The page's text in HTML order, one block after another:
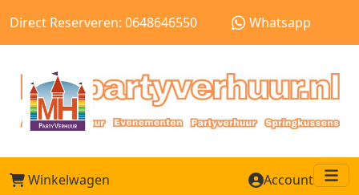
Direct Reserveren: 0648646550 Whatsapp
Winkelwagen Account